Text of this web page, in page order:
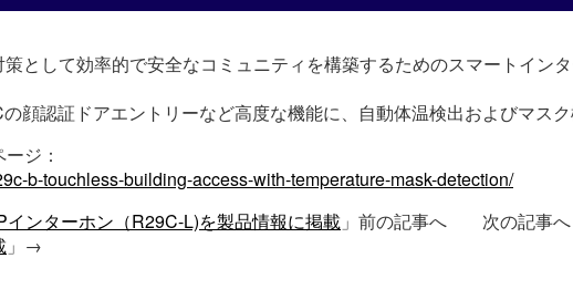
として効率的で安全なコミュニティを構築するためのスマートイン
顔認証ドアエントリーなど高度な機能に、自動体温検出およびマスク
ジ：
b-touchless-building-access-with-temperature-mask-detection/
インターホン（R29C-L)を製品情報に掲載 」前の記事へ 次の記事へ
」→